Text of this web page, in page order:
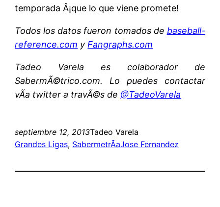
temporada Â¡que lo que viene promete!
Todos los datos fueron tomados de baseball-
reference.com y Fangraphs.com
Tadeo Varela es colaborador de
SabermÃ©trico.com. Lo puedes contactar
vÃ­a twitter a travÃ©s de @TadeoVarela
septiembre 12, 2013Tadeo Varela
Grandes Ligas, SabermetrÃ­aJose Fernandez